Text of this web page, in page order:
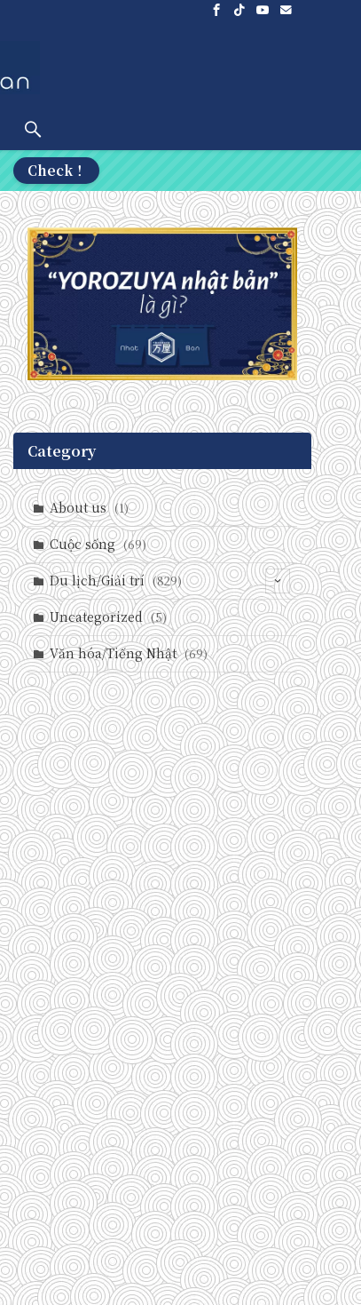
Check！
Category
About us (1)
Cuộc sống (69)
Du lịch/Giải trí (829)
(146)
(71)
(237)
(588)
(29)
(27)
(110)
(185)
(29)
(128)
(33)
(33)
(35)
(58)
(95)
(83)
(39)
Uncategorized (5)
Văn hóa/Tiếng Nhật (69)